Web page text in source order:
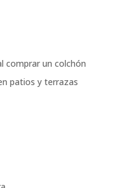
comprar un colchón
patios y terrazas